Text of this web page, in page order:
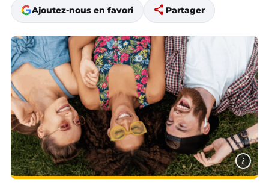
Ajoutez-nous en favori share Partager
i